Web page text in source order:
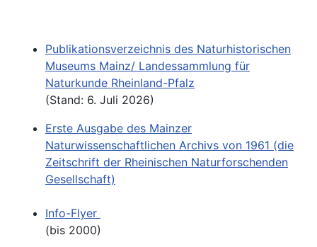
Publikationsverzeichnis des Naturhistorischen
Museums Mainz/ Landessammlung für
Naturkunde Rheinland-Pfalz
(Stand: 6. Juli 2026)
Erste Ausgabe des Mainzer
Naturwissenschaftlichen Archivs von 1961 (die
Zeitschrift der Rheinischen Naturforschenden
Gesellschaft)
Info-Flyer
(bis 2000)